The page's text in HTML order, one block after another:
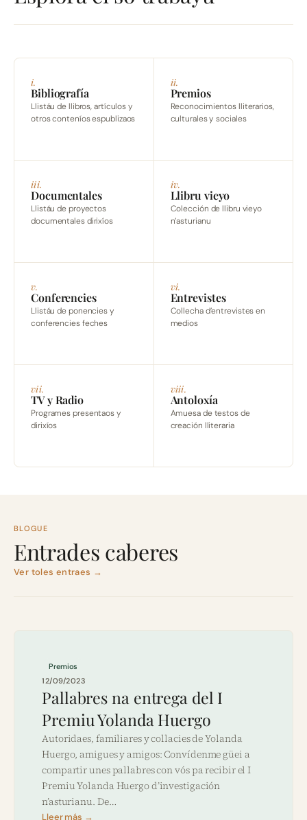
i.
Bibliografía
Llistáu de llibros, artículos y
otros conteníos espublizaos
ii.
Premios
Reconocimientos lliterarios,
culturales y sociales
iii.
Documentales
Llistáu de proyectos
documentales dirixíos
iv.
Llibru vieyo
Colección de llibru vieyo
n’asturianu
v.
Conferencies
Llistáu de ponencies y
conferencies feches
vi.
Entrevistes
Collecha d’entrevistes en
medios
vii.
TV y Radio
Programes presentaos y
dirixíos
viii.
Antoloxía
Amuesa de testos de
creación lliteraria
BLOGUE
Entrades caberes
Ver toles entraes →
Premios
12/09/2023
Pallabres na entrega del I
Premiu Yolanda Huergo
Autoridaes, familiares y collacies de Yolanda
Huergo, amigues y amigos: Convídenme güei a
compartir unes pallabres con vós pa recibir el I
Premiu Yolanda Huergo d’investigación
n’asturianu. De…
Lleer más →